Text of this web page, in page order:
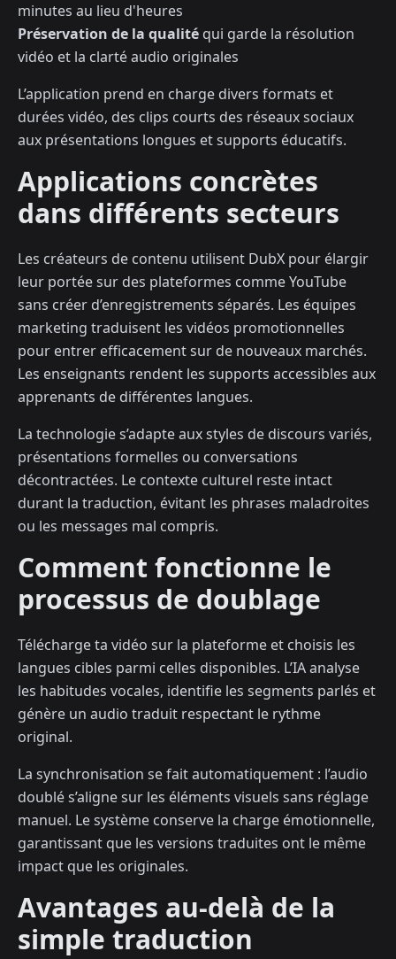
minutes au lieu d'heures
Préservation de la qualité qui garde la résolution
vidéo et la clarté audio originales
L’application prend en charge divers formats et
durées vidéo, des clips courts des réseaux sociaux
aux présentations longues et supports éducatifs.
Applications concrètes
dans différents secteurs
Les créateurs de contenu utilisent DubX pour élargir
leur portée sur des plateformes comme YouTube
sans créer d’enregistrements séparés. Les équipes
marketing traduisent les vidéos promotionnelles
pour entrer efficacement sur de nouveaux marchés.
Les enseignants rendent les supports accessibles aux
apprenants de différentes langues.
La technologie s’adapte aux styles de discours variés,
présentations formelles ou conversations
décontractées. Le contexte culturel reste intact
durant la traduction, évitant les phrases maladroites
ou les messages mal compris.
Comment fonctionne le
processus de doublage
Télécharge ta vidéo sur la plateforme et choisis les
langues cibles parmi celles disponibles. L’IA analyse
les habitudes vocales, identifie les segments parlés et
génère un audio traduit respectant le rythme
original.
La synchronisation se fait automatiquement : l’audio
doublé s’aligne sur les éléments visuels sans réglage
manuel. Le système conserve la charge émotionnelle,
garantissant que les versions traduites ont le même
impact que les originales.
Avantages au-delà de la
simple traduction